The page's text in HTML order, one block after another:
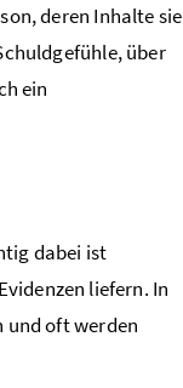
deren Inhalte sie
über
ein
dabei ist
liefern. In
und oft werden